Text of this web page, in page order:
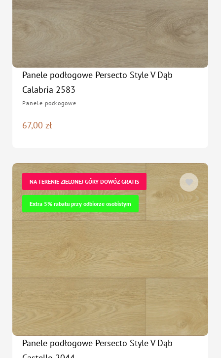
Panele podłogowe Persecto Style V Dąb
Calabria 2583
Panele podłogowe
zł
67,00
NA TERENIE ZIELONEJ GÓRY DOWÓZ GRATIS
Extra 5% rabatu przy odbiorze osobistym
Panele podłogowe Persecto Style V Dąb